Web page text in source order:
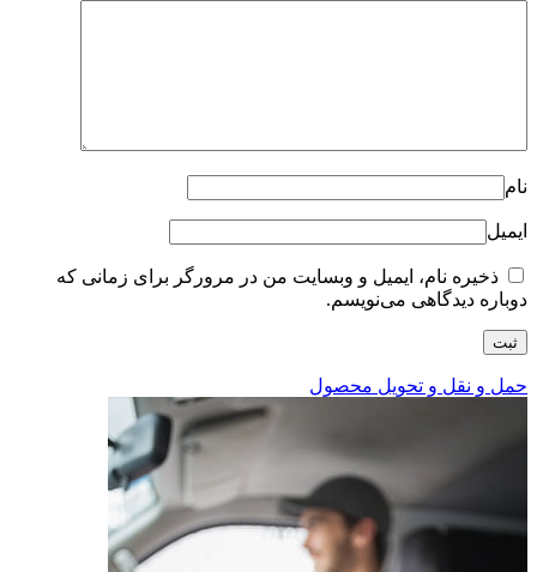
نام
ایمیل
ذخیره نام، ایمیل و وبسایت من در مرورگر برای زمانی که
دوباره دیدگاهی می‌نویسم.
حمل و نقل و تحویل محصول